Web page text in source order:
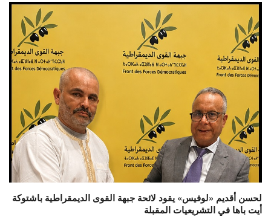
لحسن أقديم «لوفيس» يقود لائحة جبهة القوى الديمقراطية باشتوكة
أيت باها في التشريعيات المقبلة